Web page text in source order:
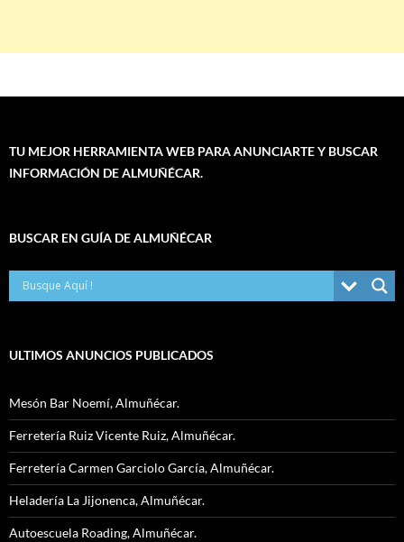
TU MEJOR HERRAMIENTA WEB PARA ANUNCIARTE Y BUSCAR
INFORMACIÓN DE ALMUÑÉCAR.
BUSCAR EN GUÍA DE ALMUÑÉCAR
ULTIMOS ANUNCIOS PUBLICADOS
Mesón Bar Noemí, Almuñécar.
Ferretería Ruiz Vicente Ruiz, Almuñécar.
Ferretería Carmen Garciolo García, Almuñécar.
Heladería La Jijonenca, Almuñécar.
Autoescuela Roading, Almuñécar.